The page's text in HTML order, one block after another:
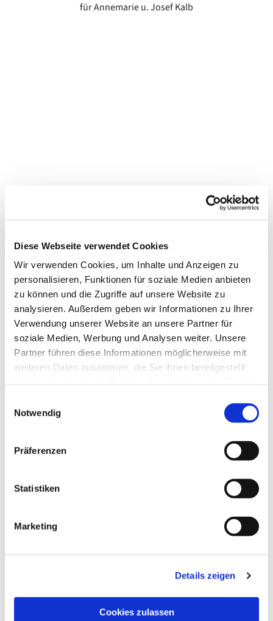
Diese Webseite verwendet Cookies
Wir verwenden Cookies, um Inhalte und Anzeigen zu
personalisieren, Funktionen für soziale Medien anbieten
zu können und die Zugriffe auf unsere Website zu
analysieren. Außerdem geben wir Informationen zu Ihrer
Verwendung unserer Website an unsere Partner für
soziale Medien, Werbung und Analysen weiter. Unsere
Partner führen diese Informationen möglicherweise mit
weiteren Daten zusammen, die Sie ihnen bereitgestellt
Notwendig
Präferenzen
Statistiken
Marketing
Details zeigen
Cookies zulassen
für Annemarie u. Josef Kalb
Dies könnte Sie auch
interessieren